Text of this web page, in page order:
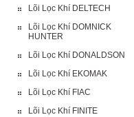
Lõi Lọc Khí DELTECH
Lõi Lọc Khí DOMNICK
HUNTER
Lõi Lọc Khí DONALDSON
Lõi Lọc Khí EKOMAK
Lõi Lọc Khí FIAC
Lõi Lọc Khí FINITE